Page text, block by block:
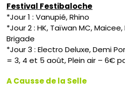
Festival Festibaloche
*Jour 1 : Vanupié, Rhino
*Jour 2 : HK, Taïwan MC,
Brigade
*Jour 3 : Electro Deluxe, Demi
= 3, 4 et 5 août, Plein air – 6€
A Causse de la Selle